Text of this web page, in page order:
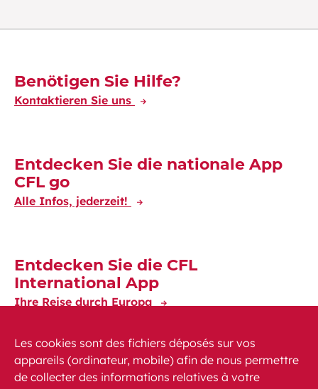
Découvrez-en plus
Benötigen Sie Hilfe?
Kontaktieren Sie uns
Entdecken Sie die nationale App
CFL go
Alle Infos, jederzeit!
Entdecken Sie die CFL
International App
Ihre Reise durch Europa
Les cookies sont des fichiers déposés sur vos
appareils (ordinateur, mobile) afin de nous permettre
de collecter des informations relatives à votre